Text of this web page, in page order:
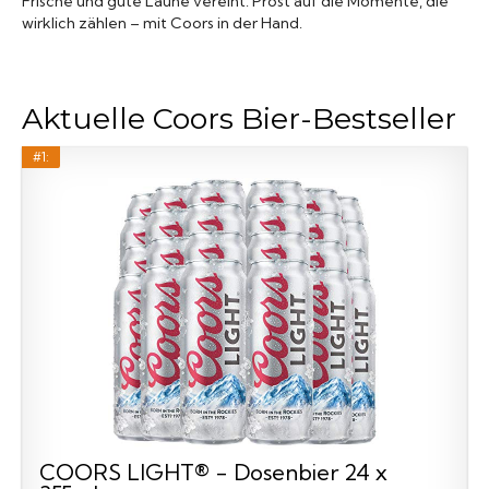
wirklich zählen – mit Coors in der Hand.
Aktuelle Coors Bier-Bestseller
#1:
COORS LIGHT® - Dosenbier 24 x